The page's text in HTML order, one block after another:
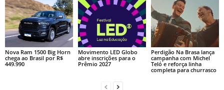
Nova Ram 1500 Big Horn
chega ao Brasil por R$
449.990
Movimento LED Globo
abre inscrições para o
Prêmio 2027
Perdigão Na Brasa lança
campanha com Michel
Teló e reforça linha
completa para churrasco